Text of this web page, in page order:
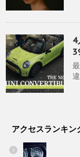
4
アクセスランキン